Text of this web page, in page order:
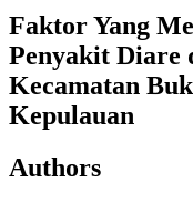
Faktor Yang
Penyakit Diare
Kecamatan
Kepulauan
Authors